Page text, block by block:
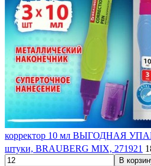
корректор 10 мл ВЫГОДНАЯ
штуки, BRAUBERG MIX, 271921
В